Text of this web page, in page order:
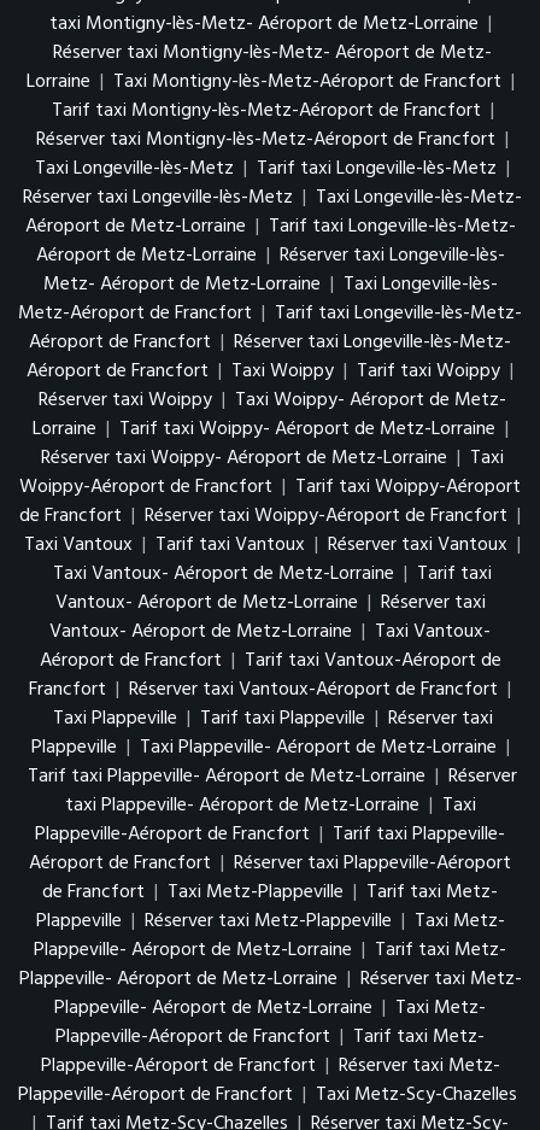
taxi Montigny-lès-Metz- Aéroport de Metz-Lorraine |
Réserver taxi Montigny-lès-Metz- Aéroport de Metz-
Lorraine | Taxi Montigny-lès-Metz-Aéroport de Francfort |
Tarif taxi Montigny-lès-Metz-Aéroport de Francfort |
Réserver taxi Montigny-lès-Metz-Aéroport de Francfort |
Taxi Longeville-lès-Metz | Tarif taxi Longeville-lès-Metz |
Réserver taxi Longeville-lès-Metz | Taxi Longeville-lès-Metz-
Aéroport de Metz-Lorraine | Tarif taxi Longeville-lès-Metz-
Aéroport de Metz-Lorraine | Réserver taxi Longeville-lès-
Metz- Aéroport de Metz-Lorraine | Taxi Longeville-lès-
Metz-Aéroport de Francfort | Tarif taxi Longeville-lès-Metz-
Aéroport de Francfort | Réserver taxi Longeville-lès-Metz-
Aéroport de Francfort | Taxi Woippy | Tarif taxi Woippy |
Réserver taxi Woippy | Taxi Woippy- Aéroport de Metz-
Lorraine | Tarif taxi Woippy- Aéroport de Metz-Lorraine |
Réserver taxi Woippy- Aéroport de Metz-Lorraine | Taxi
Woippy-Aéroport de Francfort | Tarif taxi Woippy-Aéroport
de Francfort | Réserver taxi Woippy-Aéroport de Francfort |
Taxi Vantoux | Tarif taxi Vantoux | Réserver taxi Vantoux |
Taxi Vantoux- Aéroport de Metz-Lorraine | Tarif taxi
Vantoux- Aéroport de Metz-Lorraine | Réserver taxi
Vantoux- Aéroport de Metz-Lorraine | Taxi Vantoux-
Aéroport de Francfort | Tarif taxi Vantoux-Aéroport de
Francfort | Réserver taxi Vantoux-Aéroport de Francfort |
Taxi Plappeville | Tarif taxi Plappeville | Réserver taxi
Plappeville | Taxi Plappeville- Aéroport de Metz-Lorraine |
Tarif taxi Plappeville- Aéroport de Metz-Lorraine | Réserver
taxi Plappeville- Aéroport de Metz-Lorraine | Taxi
Plappeville-Aéroport de Francfort | Tarif taxi Plappeville-
Aéroport de Francfort | Réserver taxi Plappeville-Aéroport
de Francfort | Taxi Metz-Plappeville | Tarif taxi Metz-
Plappeville | Réserver taxi Metz-Plappeville | Taxi Metz-
Plappeville- Aéroport de Metz-Lorraine | Tarif taxi Metz-
Plappeville- Aéroport de Metz-Lorraine | Réserver taxi Metz-
Plappeville- Aéroport de Metz-Lorraine | Taxi Metz-
Plappeville-Aéroport de Francfort | Tarif taxi Metz-
Plappeville-Aéroport de Francfort | Réserver taxi Metz-
Plappeville-Aéroport de Francfort | Taxi Metz-Scy-Chazelles